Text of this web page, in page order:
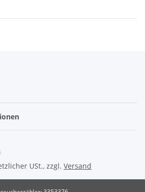
USt., zzgl. Versand